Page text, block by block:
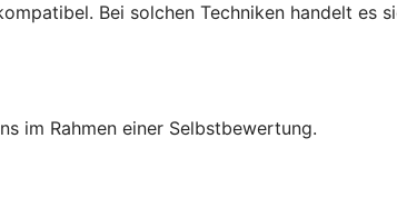
Bei solchen Techniken handelt es
im Rahmen einer Selbstbewertung.